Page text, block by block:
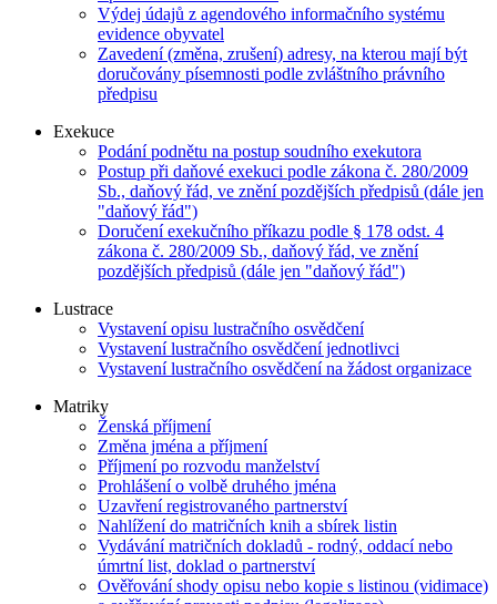
Výdej údajů z agendového informačního systému
evidence obyvatel
Zavedení (změna, zrušení) adresy, na kterou mají být
doručovány písemnosti podle zvláštního právního
předpisu
Exekuce
Podání podnětu na postup soudního exekutora
Postup při daňové exekuci podle zákona č. 280/2009
Sb., daňový řád, ve znění pozdějších předpisů (dále jen
"daňový řád")
Doručení exekučního příkazu podle § 178 odst. 4
zákona č. 280/2009 Sb., daňový řád, ve znění
pozdějších předpisů (dále jen "daňový řád")
Lustrace
Vystavení opisu lustračního osvědčení
Vystavení lustračního osvědčení jednotlivci
Vystavení lustračního osvědčení na žádost organizace
Matriky
Ženská příjmení
Změna jména a příjmení
Příjmení po rozvodu manželství
Prohlášení o volbě druhého jména
Uzavření registrovaného partnerství
Nahlížení do matričních knih a sbírek listin
Vydávání matričních dokladů - rodný, oddací nebo
úmrtní list, doklad o partnerství
Ověřování shody opisu nebo kopie s listinou (vidimace)